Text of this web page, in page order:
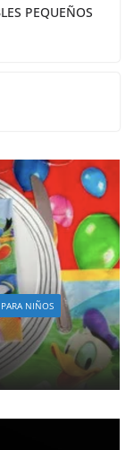
PEQUEÑOS
NIÑOS